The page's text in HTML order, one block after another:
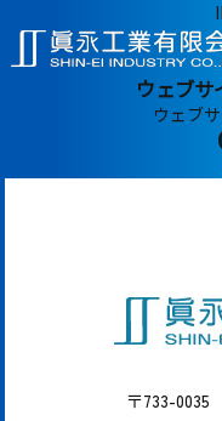
ウェブサ
ウェブ
〒733-